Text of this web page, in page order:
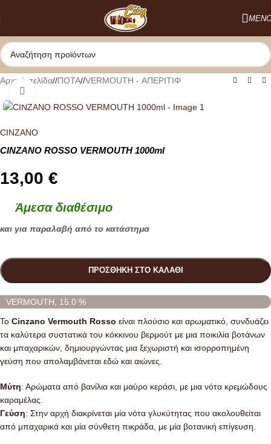
Αρχική σελίδα/ ΠΟΤΑ/ VERMOUTH - ΑΠΕΡΙΤΙΦ
CINZANO
CINZANO ROSSO VERMOUTH 1000ml
13,00 €
Άμεσα διαθέσιμο
και για παραλαβή από το κατάστημα
ΠΡΟΣΘΉΚΗ ΣΤΟ ΚΑΛΆΘΙ
VERMOUTH, 15.0 %
Το Cinzano Vermouth Rosso είναι πλούσιο και αρωματικό, συνδυάζει
τα καλύτερα συστατικά του κόκκινου βερμούτ με μια ποικιλία βοτάνων
και μπαχαρικών, δημιουργώντας μια ξεχωριστή και ισορροπημένη
γεύση που απολαμβάνεται εδώ και αιώνες.
Μύτη: Αρώματα από βανίλια και μαύρο κεράσι, με μια νότα κρεμώδους
καραμέλας.
Γεύση: Στην αρχή διακρίνεται μία νότα γλυκύτητας που ακολουθείται
από μπαχαρικά και μία σύνθετη πικράδα, με μία βοτανική επίγευση.